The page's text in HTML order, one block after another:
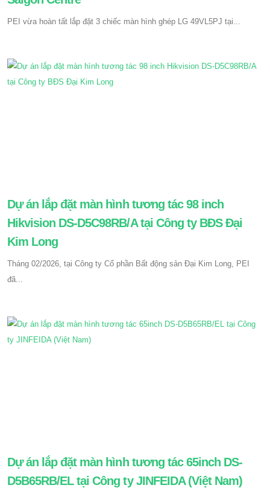
PEI vừa hoàn tất lắp đặt 3 chiếc màn hình ghép LG 49VL5PJ tại...
Dự án lắp đặt màn hình tương tác 98 inch
Hikvision DS-D5C98RB/A tại Công ty BĐS Đại
Kim Long
Tháng 02/2026, tại Công ty Cổ phần Bất động sản Đại Kim Long, PEI
đã...
Dự án lắp đặt màn hình tương tác 65inch DS-
D5B65RB/EL tại Công ty JINFEIDA (Việt Nam)